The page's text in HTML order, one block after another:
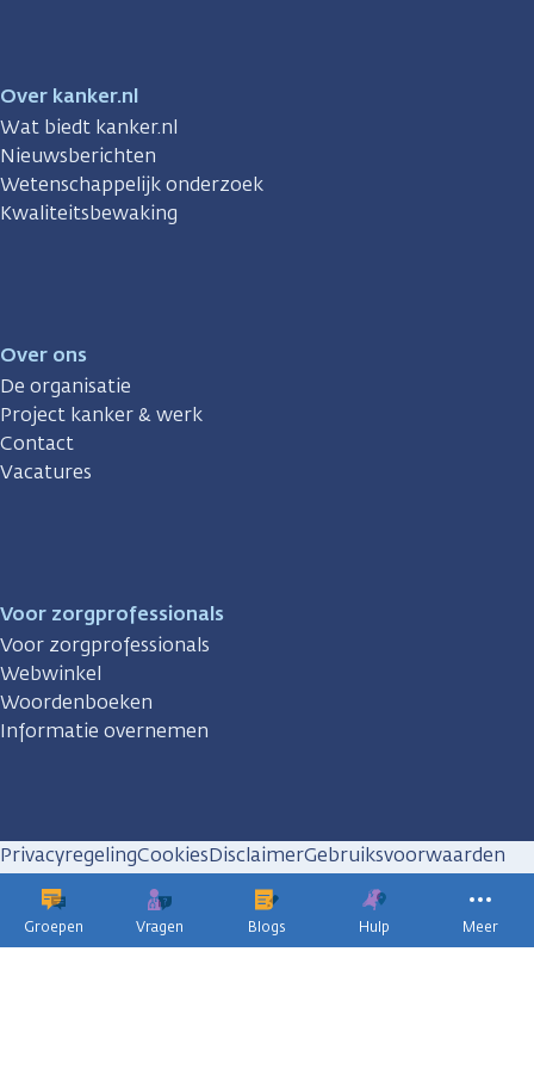
Groepen Vragen Blogs Hulp Meer
Over kanker.nl
Wat biedt kanker.nl
Nieuwsberichten
Wetenschappelijk onderzoek
Kwaliteitsbewaking
Over ons
De organisatie
Project kanker & werk
Contact
Vacatures
Voor zorgprofessionals
Voor zorgprofessionals
Webwinkel
Woordenboeken
Informatie overnemen
PrivacyregelingCookiesDisclaimerGebruiksvoorwaarden
Huisregels